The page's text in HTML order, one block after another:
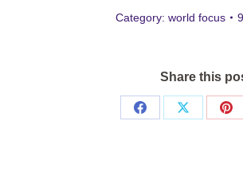
Category: world focus
Share this
Share
Share